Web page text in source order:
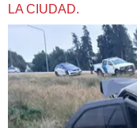
LA CIUDAD.